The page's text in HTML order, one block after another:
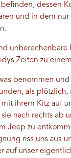
dessen
und in dem
unberechenbare
Zeiten zu
benommen
als
ihrem Kitz auf
nach rechts ab
Jeep zu
riss uns aus
auf unser